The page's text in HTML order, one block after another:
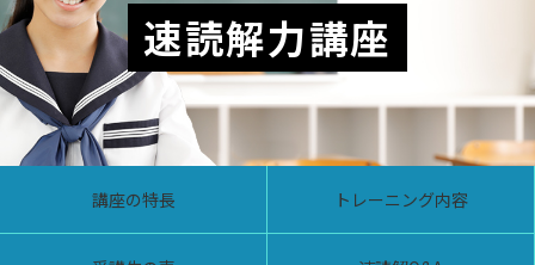
速読解力講座
講座の特長 トレーニング内容